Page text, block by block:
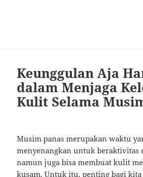
Keunggulan Aja
dalam Menjaga
Kulit Selama
Musim panas merupakan waktu
menyenangkan untuk beraktivitas
namun juga bisa membuat kulit
kusam. Untuk itu, penting bagi